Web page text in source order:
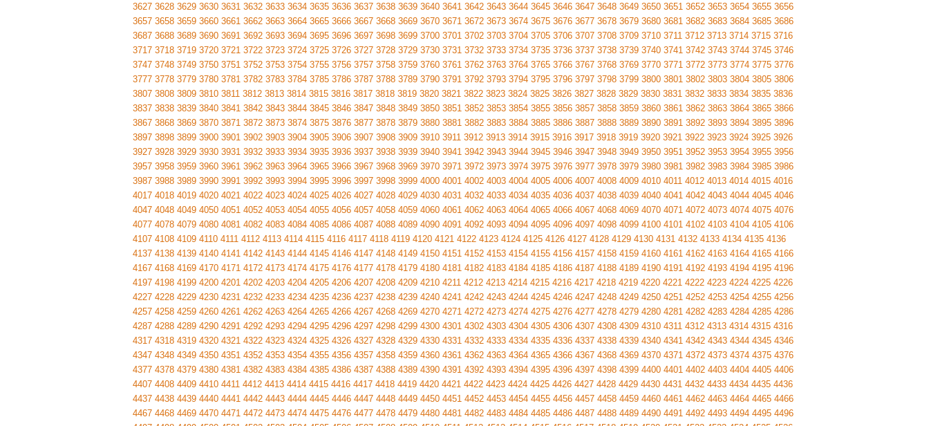
3627 3628 3629 3630 3631 3632 3633 3634 3635 3636 3637 3638 3639 3640 3641 3642 3643 3644 3645 3646 3647 3648 3649 3650 3651 3652 3653 3654 3655 3656
3657 3658 3659 3660 3661 3662 3663 3664 3665 3666 3667 3668 3669 3670 3671 3672 3673 3674 3675 3676 3677 3678 3679 3680 3681 3682 3683 3684 3685 3686
3687 3688 3689 3690 3691 3692 3693 3694 3695 3696 3697 3698 3699 3700 3701 3702 3703 3704 3705 3706 3707 3708 3709 3710 3711 3712 3713 3714 3715 3716
3717 3718 3719 3720 3721 3722 3723 3724 3725 3726 3727 3728 3729 3730 3731 3732 3733 3734 3735 3736 3737 3738 3739 3740 3741 3742 3743 3744 3745 3746
3747 3748 3749 3750 3751 3752 3753 3754 3755 3756 3757 3758 3759 3760 3761 3762 3763 3764 3765 3766 3767 3768 3769 3770 3771 3772 3773 3774 3775 3776
3777 3778 3779 3780 3781 3782 3783 3784 3785 3786 3787 3788 3789 3790 3791 3792 3793 3794 3795 3796 3797 3798 3799 3800 3801 3802 3803 3804 3805 3806
3807 3808 3809 3810 3811 3812 3813 3814 3815 3816 3817 3818 3819 3820 3821 3822 3823 3824 3825 3826 3827 3828 3829 3830 3831 3832 3833 3834 3835 3836
3837 3838 3839 3840 3841 3842 3843 3844 3845 3846 3847 3848 3849 3850 3851 3852 3853 3854 3855 3856 3857 3858 3859 3860 3861 3862 3863 3864 3865 3866
3867 3868 3869 3870 3871 3872 3873 3874 3875 3876 3877 3878 3879 3880 3881 3882 3883 3884 3885 3886 3887 3888 3889 3890 3891 3892 3893 3894 3895 3896
3897 3898 3899 3900 3901 3902 3903 3904 3905 3906 3907 3908 3909 3910 3911 3912 3913 3914 3915 3916 3917 3918 3919 3920 3921 3922 3923 3924 3925 3926
3927 3928 3929 3930 3931 3932 3933 3934 3935 3936 3937 3938 3939 3940 3941 3942 3943 3944 3945 3946 3947 3948 3949 3950 3951 3952 3953 3954 3955 3956
3957 3958 3959 3960 3961 3962 3963 3964 3965 3966 3967 3968 3969 3970 3971 3972 3973 3974 3975 3976 3977 3978 3979 3980 3981 3982 3983 3984 3985 3986
3987 3988 3989 3990 3991 3992 3993 3994 3995 3996 3997 3998 3999 4000 4001 4002 4003 4004 4005 4006 4007 4008 4009 4010 4011 4012 4013 4014 4015 4016
4017 4018 4019 4020 4021 4022 4023 4024 4025 4026 4027 4028 4029 4030 4031 4032 4033 4034 4035 4036 4037 4038 4039 4040 4041 4042 4043 4044 4045 4046
4047 4048 4049 4050 4051 4052 4053 4054 4055 4056 4057 4058 4059 4060 4061 4062 4063 4064 4065 4066 4067 4068 4069 4070 4071 4072 4073 4074 4075 4076
4077 4078 4079 4080 4081 4082 4083 4084 4085 4086 4087 4088 4089 4090 4091 4092 4093 4094 4095 4096 4097 4098 4099 4100 4101 4102 4103 4104 4105 4106
4107 4108 4109 4110 4111 4112 4113 4114 4115 4116 4117 4118 4119 4120 4121 4122 4123 4124 4125 4126 4127 4128 4129 4130 4131 4132 4133 4134 4135 4136
4137 4138 4139 4140 4141 4142 4143 4144 4145 4146 4147 4148 4149 4150 4151 4152 4153 4154 4155 4156 4157 4158 4159 4160 4161 4162 4163 4164 4165 4166
4167 4168 4169 4170 4171 4172 4173 4174 4175 4176 4177 4178 4179 4180 4181 4182 4183 4184 4185 4186 4187 4188 4189 4190 4191 4192 4193 4194 4195 4196
4197 4198 4199 4200 4201 4202 4203 4204 4205 4206 4207 4208 4209 4210 4211 4212 4213 4214 4215 4216 4217 4218 4219 4220 4221 4222 4223 4224 4225 4226
4227 4228 4229 4230 4231 4232 4233 4234 4235 4236 4237 4238 4239 4240 4241 4242 4243 4244 4245 4246 4247 4248 4249 4250 4251 4252 4253 4254 4255 4256
4257 4258 4259 4260 4261 4262 4263 4264 4265 4266 4267 4268 4269 4270 4271 4272 4273 4274 4275 4276 4277 4278 4279 4280 4281 4282 4283 4284 4285 4286
4287 4288 4289 4290 4291 4292 4293 4294 4295 4296 4297 4298 4299 4300 4301 4302 4303 4304 4305 4306 4307 4308 4309 4310 4311 4312 4313 4314 4315 4316
4317 4318 4319 4320 4321 4322 4323 4324 4325 4326 4327 4328 4329 4330 4331 4332 4333 4334 4335 4336 4337 4338 4339 4340 4341 4342 4343 4344 4345 4346
4347 4348 4349 4350 4351 4352 4353 4354 4355 4356 4357 4358 4359 4360 4361 4362 4363 4364 4365 4366 4367 4368 4369 4370 4371 4372 4373 4374 4375 4376
4377 4378 4379 4380 4381 4382 4383 4384 4385 4386 4387 4388 4389 4390 4391 4392 4393 4394 4395 4396 4397 4398 4399 4400 4401 4402 4403 4404 4405 4406
4407 4408 4409 4410 4411 4412 4413 4414 4415 4416 4417 4418 4419 4420 4421 4422 4423 4424 4425 4426 4427 4428 4429 4430 4431 4432 4433 4434 4435 4436
4437 4438 4439 4440 4441 4442 4443 4444 4445 4446 4447 4448 4449 4450 4451 4452 4453 4454 4455 4456 4457 4458 4459 4460 4461 4462 4463 4464 4465 4466
4467 4468 4469 4470 4471 4472 4473 4474 4475 4476 4477 4478 4479 4480 4481 4482 4483 4484 4485 4486 4487 4488 4489 4490 4491 4492 4493 4494 4495 4496